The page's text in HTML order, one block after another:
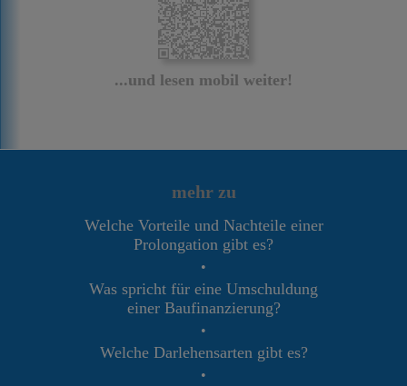
...und lesen mobil weiter!
mehr zu
Welche Vorteile und Nachteile einer
Prolongation gibt es?
•
Was spricht für eine Umschuldung
einer Baufinanzierung?
•
Welche Darlehensarten gibt es?
•